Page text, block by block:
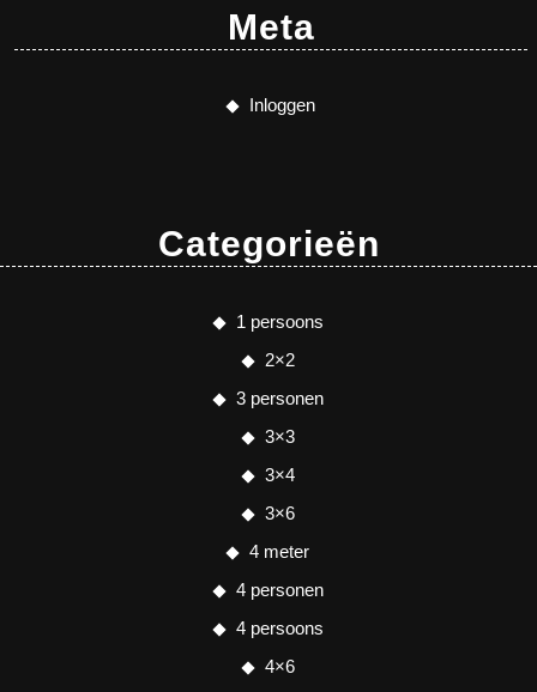
Meta
Inloggen
Categorieën
1 persoons
2×2
3 personen
3×3
3×4
3×6
4 meter
4 personen
4 persoons
4×6